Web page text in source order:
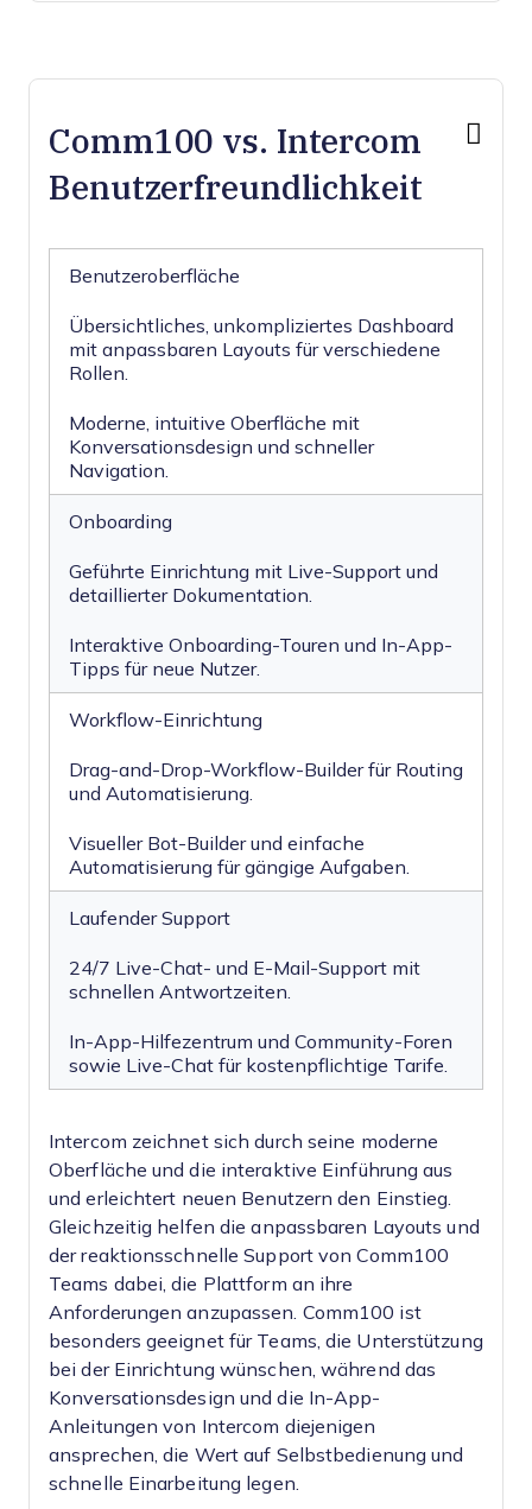
Comm100 vs. Intercom
Benutzerfreundlichkeit
Benutzeroberfläche
Übersichtliches, unkompliziertes Dashboard
mit anpassbaren Layouts für verschiedene
Rollen.
Moderne, intuitive Oberfläche mit
Konversationsdesign und schneller
Navigation.
Onboarding
Geführte Einrichtung mit Live-Support und
detaillierter Dokumentation.
Interaktive Onboarding-Touren und In-App-
Tipps für neue Nutzer.
Workflow-Einrichtung
Drag-and-Drop-Workflow-Builder für Routing
und Automatisierung.
Visueller Bot-Builder und einfache
Automatisierung für gängige Aufgaben.
Laufender Support
24/7 Live-Chat- und E-Mail-Support mit
schnellen Antwortzeiten.
In-App-Hilfezentrum und Community-Foren
sowie Live-Chat für kostenpflichtige Tarife.
Intercom zeichnet sich durch seine moderne
Oberfläche und die interaktive Einführung aus
und erleichtert neuen Benutzern den Einstieg.
Gleichzeitig helfen die anpassbaren Layouts und
der reaktionsschnelle Support von Comm100
Teams dabei, die Plattform an ihre
Anforderungen anzupassen. Comm100 ist
besonders geeignet für Teams, die Unterstützung
bei der Einrichtung wünschen, während das
Konversationsdesign und die In-App-
Anleitungen von Intercom diejenigen
ansprechen, die Wert auf Selbstbedienung und
schnelle Einarbeitung legen.